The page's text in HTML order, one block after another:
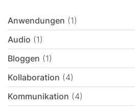
Anwendungen (1)
Audio (1)
Bloggen (1)
Kollaboration (4)
Kommunikation (4)